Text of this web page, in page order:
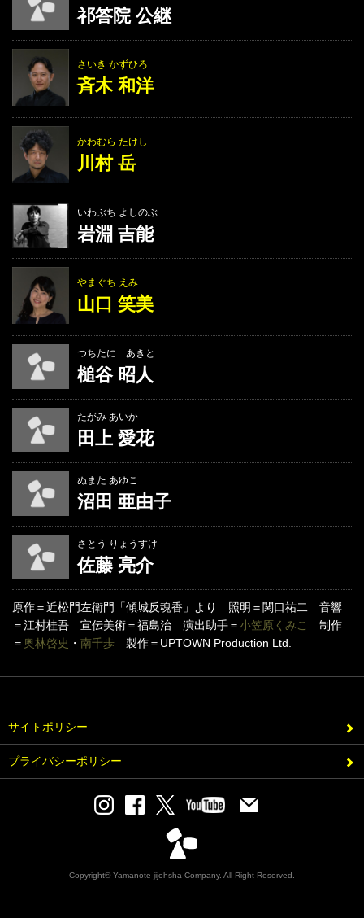
祁答院 公継
さいき かずひろ
斉木 和洋
かわむら たけし
川村 岳
いわぶち よしのぶ
岩淵 吉能
やまぐち えみ
山口 笑美
つちたに あきと
槌谷 昭人
たがみ あいか
田上 愛花
ぬまた あゆこ
沼田 亜由子
さとう りょうすけ
佐藤 亮介
原作＝近松門左衛門「傾城反魂香」より 照明＝関口祐二 音響
＝江村桂吾 宣伝美術＝福島治 演出助手＝小笠原くみこ
制作
＝奥林啓史 ・ 南千歩 製作＝UPTOWN Production Ltd.
サイトポリシー
プライバシーポリシー
Copyright© Yamanote jijohsha Company. All Right Reserved.